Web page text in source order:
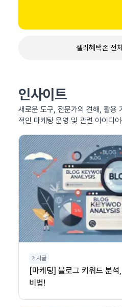
셀러혜택존 전
인사이트
새로운 도구, 전문가의 견해, 활용
적인 마케팅 운영 및 관련 아이디
게시글
[마케팅] 블로그 키워드 분
비법!